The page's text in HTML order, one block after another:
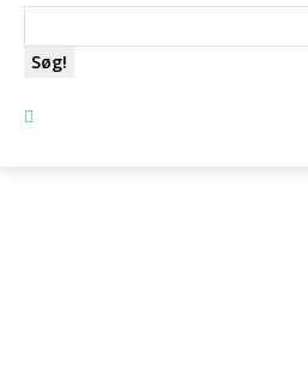
Søg!